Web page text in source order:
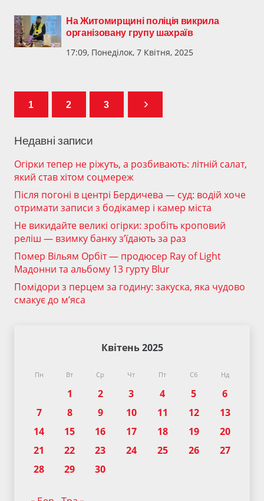
На Житомирщині поліція викрила
організовану групу шахраїв
17:09, Понеділок, 7 Квітня, 2025
1 2 3
Недавні записи
Огірки тепер не ріжуть, а розбивають: літній салат,
який став хітом соцмереж
Після погоні в центрі Бердичева — суд: водій хоче
отримати записи з бодікамер і камер міста
Не викидайте великі огірки: зробіть кроповий
реліш — взимку банку з’їдають за раз
Помер Вільям Орбіт — продюсер Ray of Light
Мадонни та альбому 13 гурту Blur
Помідори з перцем за годину: закуска, яка чудово
смакує до м’яса
Квітень 2025
Пн Вт Ср Чт Пт Сб Нд
1 2 3 4 5
6
7
8 9 10 11 12
13
14
15 16 17 18 19
20
21
22 23 24 25 26
27
28
29 30